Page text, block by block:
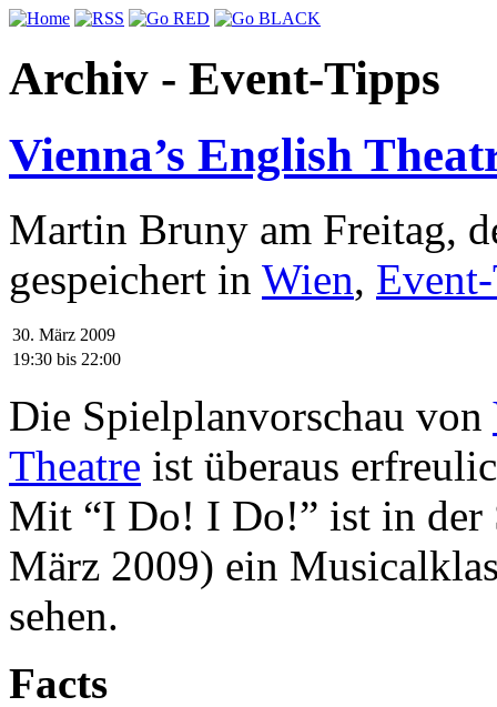
Archiv - Event-Tipps
Vienna’s English
Martin Bruny am Freitag,
gespeichert in Wien,
30. März 2009
19:30 bis 22:00
Die Spielplanvorschau von
Theatre ist überaus
Mit “I Do! I Do!” ist in der
März 2009) ein
sehen.
Facts